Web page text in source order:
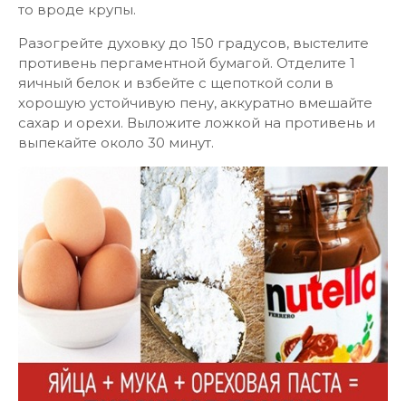
то вроде крупы.
Разогрейте духовку до 150 градусов, выстелите
противень пергаментной бумагой. Отделите 1
яичный белок и взбейте с щепоткой соли в
хорошую устойчивую пену, аккуратно вмешайте
сахар и орехи. Выложите ложкой на противень и
выпекайте около 30 минут.